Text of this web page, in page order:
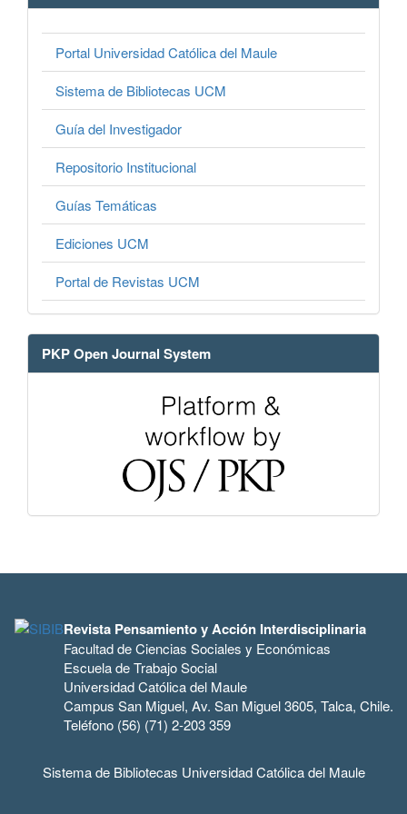
Portal Universidad Católica del Maule
Sistema de Bibliotecas UCM
Guía del Investigador
Repositorio Institucional
Guías Temáticas
Ediciones UCM
Portal de Revistas UCM
PKP Open Journal System
Revista Pensamiento y Acción Interdisciplinaria
Facultad de Ciencias Sociales y Económicas
Escuela de Trabajo Social
Universidad Católica del Maule
Campus San Miguel, Av. San Miguel 3605, Talca, Chile.
Teléfono (56) (71) 2-203 359
Sistema de Bibliotecas Universidad Católica del Maule